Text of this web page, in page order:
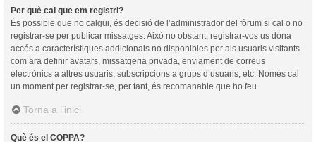
Per què cal que em registri?
És possible que no calgui, és decisió de l’administrador del fòrum si cal o no
registrar-se per publicar missatges. Això no obstant, registrar-vos us dóna
accés a característiques addicionals no disponibles per als usuaris visitants
com ara definir avatars, missatgeria privada, enviament de correus
electrònics a altres usuaris, subscripcions a grups d’usuaris, etc. Només cal
un moment per registrar-se, per tant, és recomanable que ho feu.
Torna a l’inici
Què és el COPPA?